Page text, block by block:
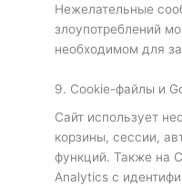
Нежелательные
злоупотреблений
необходимом для
9. Cookie-файлы и
Сайт использует
корзины, сессии,
функций. Также на
Analytics с